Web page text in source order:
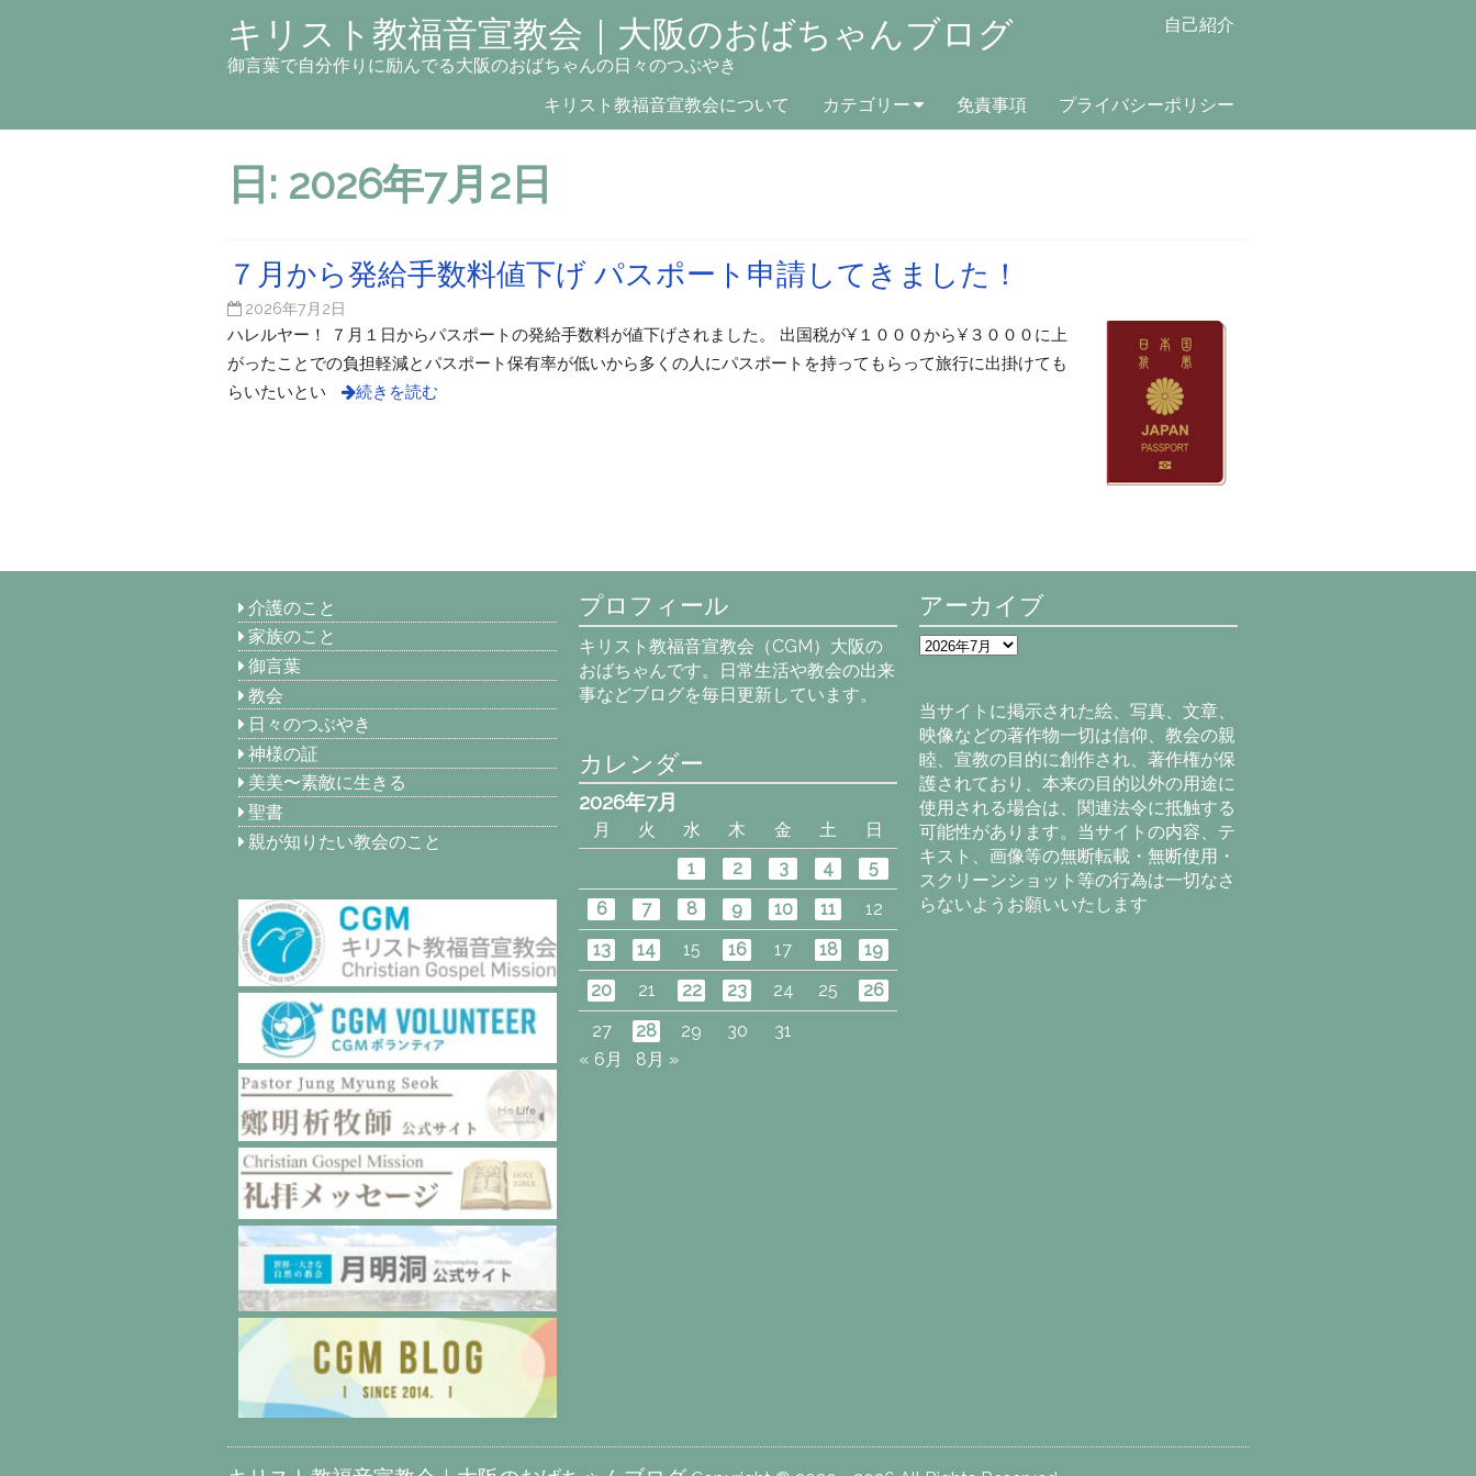
キリスト教福音宣教会｜大阪のおばちゃんブログ
御言葉で自分作りに励んでる大阪のおばちゃんの日々のつぶやき
自己紹介
キリスト教福音宣教会について カテゴリー 免責事項 プライバシーポリシー
日: 2026年7月2日
７月から発給手数料値下げ パスポート申請してきました！
2026年7月2日
ハレルヤー！ ７月１日からパスポートの発給手数料が値下げされました。 出国税が¥１０００から¥３０００に上
がったことでの負担軽減とパスポート保有率が低いから多くの人にパスポートを持ってもらって旅行に出掛けても
らいたいとい
続きを読む
介護のこと
家族のこと
御言葉
教会
日々のつぶやき
神様の証
美美〜素敵に生きる
聖書
親が知りたい教会のこと
プロフィール
キリスト教福音宣教会（CGM）大阪の
おばちゃんです。日常生活や教会の出来
事などブログを毎日更新しています。
アーカイブ
ア
ー
ブ
当サイトに掲示された絵、写真、文章、
映像などの著作物一切は信仰、教会の親
睦、宣教の目的に創作され、著作権が保
護されており、本来の目的以外の用途に
使用される場合は、関連法令に抵触する
可能性があります。当サイトの内容、テ
キスト、画像等の無断転載・無断使用・
スクリーンショット等の行為は一切なさ
らないようお願いいたします
カレンダー
2026年7月
月 火 水 木 金 土
日
1
2 3 4
5
6
7 8 9 10 11
12
13
14 15 16 17 18
19
20
21 22 23 24 25
26
27
28 29 30
31
« 6月
8月 »